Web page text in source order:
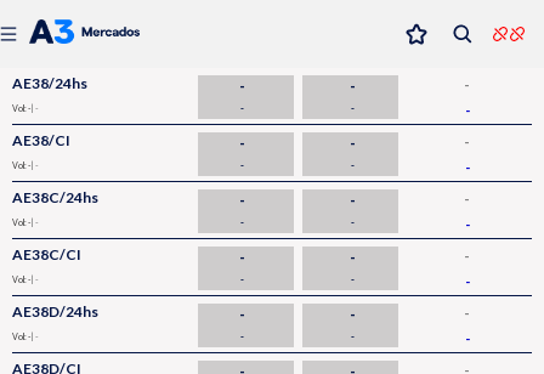
AE38/24hs
Vol: - | -
-
-
-
-
-
-
AE38/CI
Vol: - | -
-
-
-
-
-
-
AE38C/24hs
Vol: - | -
-
-
-
-
-
-
AE38C/CI
Vol: - | -
-
-
-
-
-
-
AE38D/24hs
Vol: - | -
-
-
-
-
-
-
AE38D/CI -